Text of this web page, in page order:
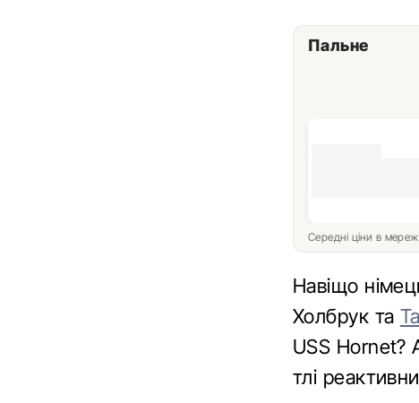
Пальне
Середні ціни в
Навіщо
Холбрук та
USS Hornet?
тлі